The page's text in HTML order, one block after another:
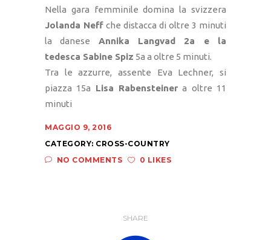
Nella gara femminile domina la svizzera
Jolanda Neff che distacca di oltre 3 minuti
la danese Annika Langvad 2a e la
tedesca Sabine Spiz 5a a oltre 5 minuti.
Tra le azzurre, assente Eva Lechner, si
piazza 15a Lisa Rabensteiner a oltre 11
minuti
MAGGIO 9, 2016
CATEGORY: CROSS-COUNTRY
NO COMMENTS
0 LIKES
SHARE